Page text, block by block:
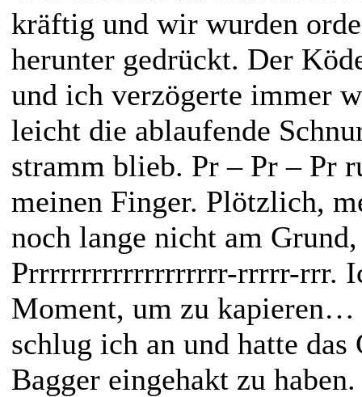
kräftig und wir wurden
herunter gedrückt. Der
und ich verzögerte immer
leicht die ablaufende
stramm blieb. Pr – Pr – Pr
meinen Finger. Plötzlich,
noch lange nicht am
Prrrrrrrrrrrrrrrrrrr-rrrrr-rrr.
Moment, um zu
schlug ich an und hatte
Bagger eingehakt zu haben.